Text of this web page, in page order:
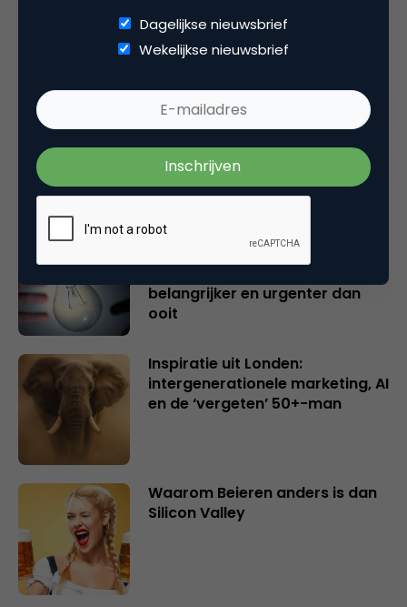
Gerelateerde artikelen
Rebel with or without a cause?
Wake-upcall voor ontwerpers
en merkeigenaren
Creatieve sector als aanjager
van innovatie en ontsluiter en
belangrijker en urgenter dan
ooit
Inspiratie uit Londen:
intergenerationele marketing, AI
en de ‘vergeten’ 50+-man
Waarom Beieren anders is dan
Silicon Valley
Dagelijkse nieuwsbrief
Wekelijkse nieuwsbrief